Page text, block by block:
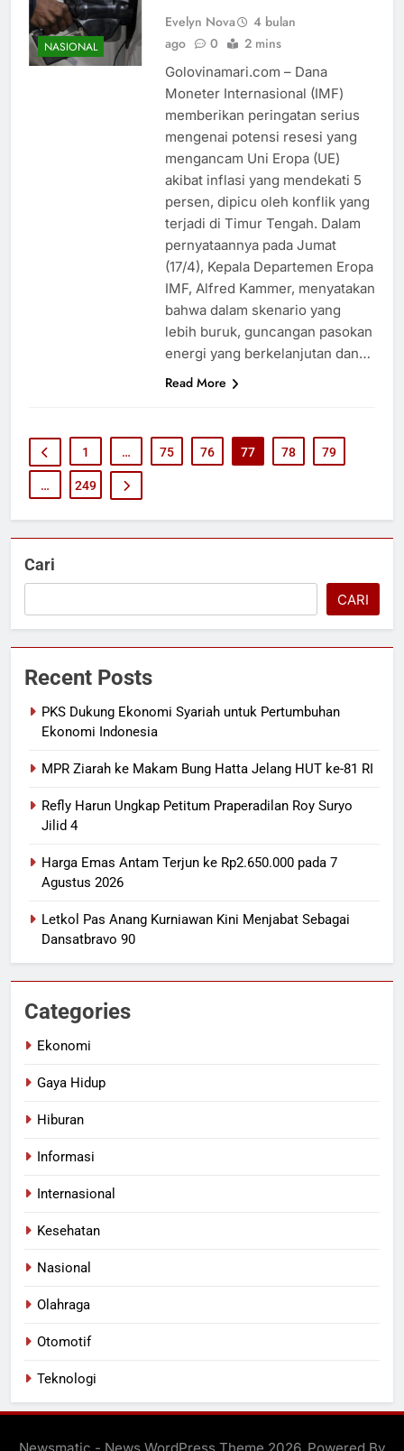
NASIONAL
Evelyn Nova
4 bulan
ago
0 2 mins
Golovinamari.com – Dana
Moneter Internasional (IMF)
memberikan peringatan serius
mengenai potensi resesi yang
mengancam Uni Eropa (UE)
akibat inflasi yang mendekati 5
persen, dipicu oleh konflik yang
terjadi di Timur Tengah. Dalam
pernyataannya pada Jumat
(17/4), Kepala Departemen Eropa
IMF, Alfred Kammer, menyatakan
bahwa dalam skenario yang
lebih buruk, guncangan pasokan
energi yang berkelanjutan dan…
Read More
1 … 75 76 77 78 79
… 249
Cari
CARI
Recent Posts
PKS Dukung Ekonomi Syariah untuk Pertumbuhan
Ekonomi Indonesia
MPR Ziarah ke Makam Bung Hatta Jelang HUT ke-81 RI
Refly Harun Ungkap Petitum Praperadilan Roy Suryo
Jilid 4
Harga Emas Antam Terjun ke Rp2.650.000 pada 7
Agustus 2026
Letkol Pas Anang Kurniawan Kini Menjabat Sebagai
Dansatbravo 90
Categories
Ekonomi
Gaya Hidup
Hiburan
Informasi
Internasional
Kesehatan
Nasional
Olahraga
Otomotif
Teknologi